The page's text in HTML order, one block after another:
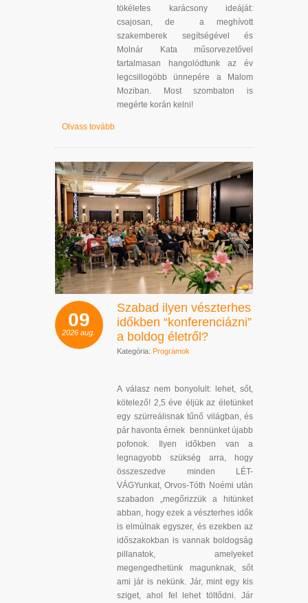
tökéletes karácsony ideáját:
csajosan, de a meghívott
szakemberek segítségével és
Molnár Kata műsorvezetővel
tartalmasan hangolódtunk az év
legcsillogóbb ünnepére a Malom
Moziban. Most szombaton is
megérte korán kelni!
Olvass tovább
09
2026 aug.
Szabad ilyen vészterhes
időkben “konferenciázni”
a boldog életről?
Kategória: Programok
A válasz nem bonyolult: lehet, sőt,
kötelező! 2,5 éve éljük az életünket
egy szürreálisnak tűnő világban, és
pár havonta érnek bennünket újabb
pofonok. Ilyen időkben van a
legnagyobb szükség arra, hogy
összeszedve minden LÉT-
VÁGYunkat, Orvos-Tóth Noémi után
szabadon „megőrizzük a hitünket
abban, hogy ezek a vészterhes idők
is elmúlnak egyszer, és ezekben az
időszakokban is vannak boldogság
pillanatok, amelyeket
megengedhetünk magunknak, sőt
ami jár is nekünk. Jár, mint egy kis
sziget, ahol fel lehet töltődni. Jár